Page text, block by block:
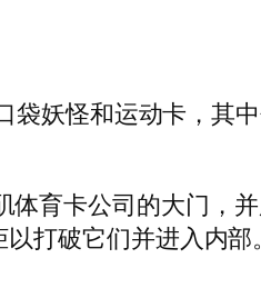
妖怪和运动卡，其
体育卡公司的大门，
打破它们并进入内部。